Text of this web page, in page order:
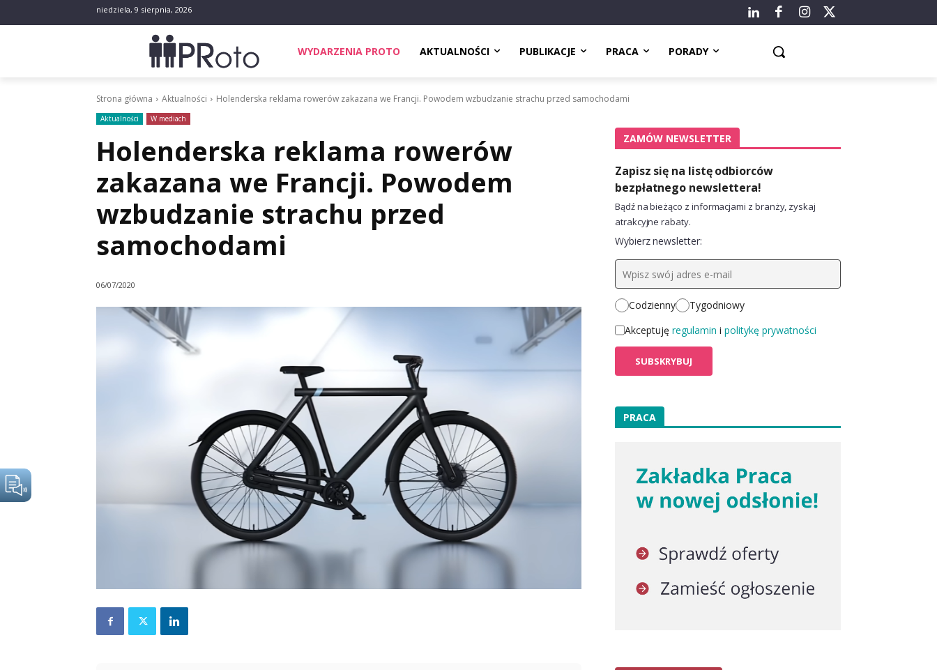
niedziela, 9 sierpnia, 2026
WYDARZENIA PROTO AKTUALNOŚCI PUBLIKACJE PRACA PORADY
Strona główna Aktualności Holenderska reklama rowerów zakazana we Francji. Powodem wzbudzanie strachu przed samochodami
Aktualności W mediach
Holenderska reklama rowerów
zakazana we Francji. Powodem
wzbudzanie strachu przed
samochodami
06/07/2020
ZAMÓW NEWSLETTER
Zapisz się na listę odbiorców
bezpłatnego newslettera!
Bądź na bieżąco z informacjami z branży, zyskaj
atrakcyjne rabaty.
Wybierz newsletter:
Codzienny
Tygodniowy
Akceptuję regulamin i politykę prywatności
PRACA